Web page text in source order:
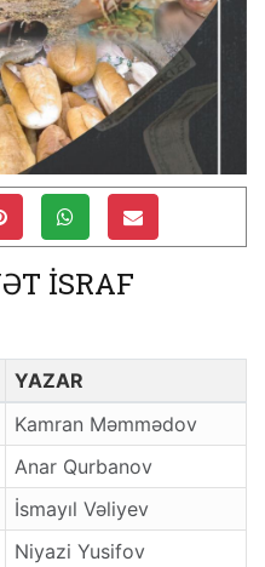
İSRAF
YAZAR
Kamran Məmmədov
Anar Qurbanov
İsmayıl Vəliyev
Niyazi Yusifov